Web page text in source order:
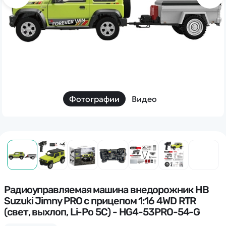
Фотографии Видео
Радиоуправляемая машина внедорожник HB
Suzuki Jimny PRO с прицепом 1:16 4WD RTR
(свет, выхлоп, Li-Po 5C) - HG4-53PRO-54-G
Дополнительный способ связи
WhatsApp/Мобильный
Есть вопрос? Можем связаться с вами
Наши соцсети:
Каталог
Квадрокоптеры
Машинки
Танки
Информация
Оптовые продажи